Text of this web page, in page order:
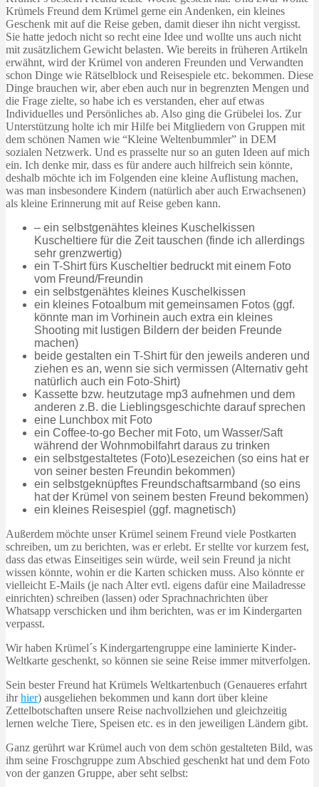
Krümels Freund dem Krümel gerne ein Andenken, ein kleines
Geschenk mit auf die Reise geben, damit dieser ihn nicht vergisst.
Sie hatte jedoch nicht so recht eine Idee und wollte uns auch nicht
mit zusätzlichem Gewicht belasten. Wie bereits in früheren Artikeln
erwähnt, wird der Krümel von anderen Freunden und Verwandten
schon Dinge wie Rätselblock und Reisespiele etc. bekommen. Diese
Dinge brauchen wir, aber eben auch nur in begrenzten Mengen und
die Frage zielte, so habe ich es verstanden, eher auf etwas
Individuelles und Persönliches ab. Also ging die Grübelei los. Zur
Unterstützung holte ich mir Hilfe bei Mitgliedern von Gruppen mit
dem schönen Namen wie “Kleine Weltenbummler” in DEM
sozialen Netzwerk. Und es prasselte nur so an guten Ideen auf mich
ein. Ich denke mir, dass es für andere auch hilfreich sein könnte,
deshalb möchte ich im Folgenden eine kleine Auflistung machen,
was man insbesondere Kindern (natürlich aber auch Erwachsenen)
als kleine Erinnerung mit auf Reise geben kann.
– ein selbstgenähtes kleines Kuschelkissen
Kuscheltiere für die Zeit tauschen (finde ich allerdings
sehr grenzwertig)
ein T-Shirt fürs Kuscheltier bedruckt mit einem Foto
vom Freund/Freundin
ein selbstgenähtes kleines Kuschelkissen
ein kleines Fotoalbum mit gemeinsamen Fotos (ggf.
könnte man im Vorhinein auch extra ein kleines
Shooting mit lustigen Bildern der beiden Freunde
machen)
beide gestalten ein T-Shirt für den jeweils anderen und
ziehen es an, wenn sie sich vermissen (Alternativ geht
natürlich auch ein Foto-Shirt)
Kassette bzw. heutzutage mp3 aufnehmen und dem
anderen z.B. die Lieblingsgeschichte darauf sprechen
eine Lunchbox mit Foto
ein Coffee-to-go Becher mit Foto, um Wasser/Saft
während der Wohnmobilfahrt daraus zu trinken
ein selbstgestaltetes (Foto)Lesezeichen (so eins hat er
von seiner besten Freundin bekommen)
ein selbstgeknüpftes Freundschaftsarmband (so eins
hat der Krümel von seinem besten Freund bekommen)
ein kleines Reisespiel (ggf. magnetisch)
Außerdem möchte unser Krümel seinem Freund viele Postkarten
schreiben, um zu berichten, was er erlebt. Er stellte vor kurzem fest,
dass das etwas Einseitiges sein würde, weil sein Freund ja nicht
wissen könnte, wohin er die Karten schicken muss. Also könnte er
vielleicht E-Mails (je nach Alter evtl. eigens dafür eine Mailadresse
einrichten) schreiben (lassen) oder Sprachnachrichten über
Whatsapp verschicken und ihm berichten, was er im Kindergarten
verpasst.
Wir haben Krümel´s Kindergartengruppe eine laminierte Kinder-
Weltkarte geschenkt, so können sie seine Reise immer mitverfolgen.
Sein bester Freund hat Krümels Weltkartenbuch (Genaueres erfahrt
ihrhier) ausgeliehen bekommen und kann dort über kleine
Zettelbotschaften unsere Reise nachvollziehen und gleichzeitig
lernen welche Tiere, Speisen etc. es in den jeweiligen Ländern gibt.
Ganz gerührt war Krümel auch von dem schön gestalteten Bild, was
ihm seine Froschgruppe zum Abschied geschenkt hat und dem Foto
von der ganzen Gruppe, aber seht selbst: